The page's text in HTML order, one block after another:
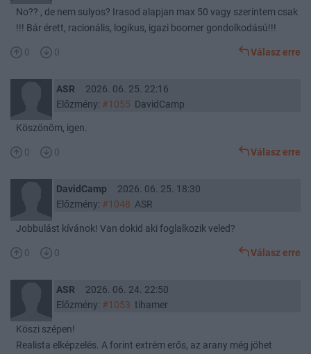
No?? , de nem sulyos? Irasod alapjan max 50 vagy szerintem csak
!!! Bár érett, racionális, logikus, igazi boomer gondolkodású!!!
0 0 Válasz erre
ASR
2026. 06. 25. 22:16
Előzmény: #1055 DavidCamp
Köszönöm, igen.
0 0 Válasz erre
DavidCamp
2026. 06. 25. 18:30
Előzmény: #1048 ASR
Jobbulást kívánok! Van dokid aki foglalkozik veled?
0 0 Válasz erre
ASR
2026. 06. 24. 22:50
Előzmény: #1053 tihamer
Köszi szépen!
Realista elképzelés. A forint extrém erős, az arany még jöhet